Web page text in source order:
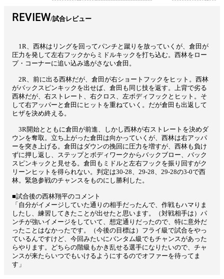
REVIEW 試合レビュー
1R、西林はリングを回ってパンチと蹴りを放っていくが、倉田が
圧力を発して左右フックからミドルキックを打ち込む。西林をロー
プ・コーナーに追い込み逃がさない倉田。
2R、前に出る西林だが、倉田が右ショートフックをヒット。西林
がバックスピンキックを出せば、倉田も同じ技を返す。上背で劣る
西林だが、右ストレート、右クロス、左ボディフックとヒット。そ
して右アッパーと倉田にヒットを重ねていく。だが倉田も出返して
ヒザを決め終える。
3R開始とともに倉田が前進、しかし西林が右ストレートを決めダ
ウンを奪取。立ち上がった倉田は向かっていくが、西林は右アッパ
ーを突き上げる。倉田はダウンの挽回に圧力を増すが、西林も負け
ずに押し返し、ステップとボディワークからバックブロー、バック
スピンキックと見せる。倉田もミドルと左右フックを振り回すがク
リーンヒットを得られない。判定は30-28、29-28、29-28の3-0で西
林。緊急参戦のチャンスをものにし勝利した。
■試合後の西林翔平のコメント
「自分がイメージしていた通りの相手だったんで、作戦もハマりま
したし、練習してきたことが出せたと思います。（対戦相手は）パ
ンチが強いイメージをしていて、想定通りだったので、特に意外だ
ったことはなかったです。（今後の目標は）フライ級で試合をやっ
ているんですけど、今回みたいにバンタム級でもチャンスがあった
らやります。どちらの階級もかき乱せる選手になりたいので、チャ
ンスが来たらいつでもいけるようにするのでオファーを待ってま
す」